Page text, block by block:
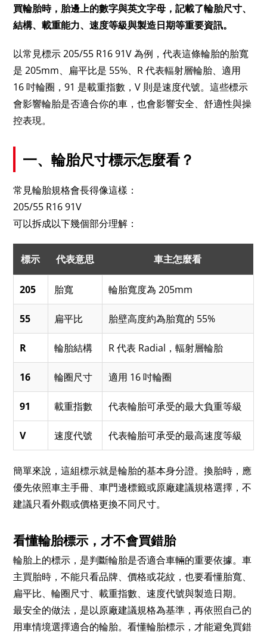
買輪胎時，胎邊上的數字與英文字母，記載了輪胎尺寸、
結構、載重能力、速度等級與製造日期等重要資訊。
以常見標示 205/55 R16 91V 為例，代表這條輪胎的胎寬
是 205mm、扁平比是 55%、R 代表輻射層輪胎、適用
16 吋輪圈，91 是載重指數，V 則是速度代號。這些標示
會影響輪胎是否適合你的車，也會影響安全、舒適性與操
控表現。
一、輪胎尺寸標示怎麼看？
常見輪胎規格會長得像這樣：
205/55 R16 91V
可以拆成以下幾個部分理解：
標示 代表意思 車主怎麼看
205 胎寬 輪胎寬度為 205mm
55 扁平比 胎壁高度約為胎寬的 55%
R 輪胎結構 R 代表 Radial，輻射層輪胎
16 輪圈尺寸 適用 16 吋輪圈
91 載重指數 代表輪胎可承受的最大負重等級
V 速度代號 代表輪胎可承受的最高速度等級
簡單來說，這組標示就是輪胎的基本身分證。換胎時，應
優先依照車主手冊、車門邊標籤或原廠建議規格選擇，不
建議只看外觀或價格更換不同尺寸。
看懂輪胎標示，才不會買錯胎
輪胎上的標示，是判斷輪胎是否適合車輛的重要依據。車
主買胎時，不能只看品牌、價格或花紋，也要看懂胎寬、
扁平比、輪圈尺寸、載重指數、速度代號與製造日期。
最安全的做法，是以原廠建議規格為基準，再依照自己的
用車情境選擇適合的輪胎。看懂輪胎標示，才能避免買錯